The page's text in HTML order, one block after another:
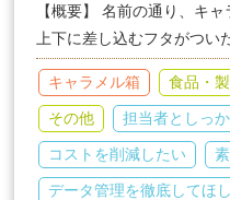
【概要】 名前の通り、キ
上下に差し込むフタがつい
キャラメル箱 食品・
その他 担当者としっ
コストを削減したい
データ管理を徹底してほ